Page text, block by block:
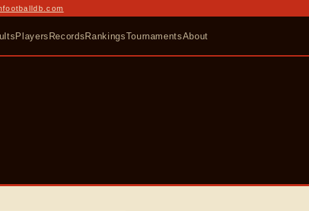
Players RecordsRankingsTournamentsAbout